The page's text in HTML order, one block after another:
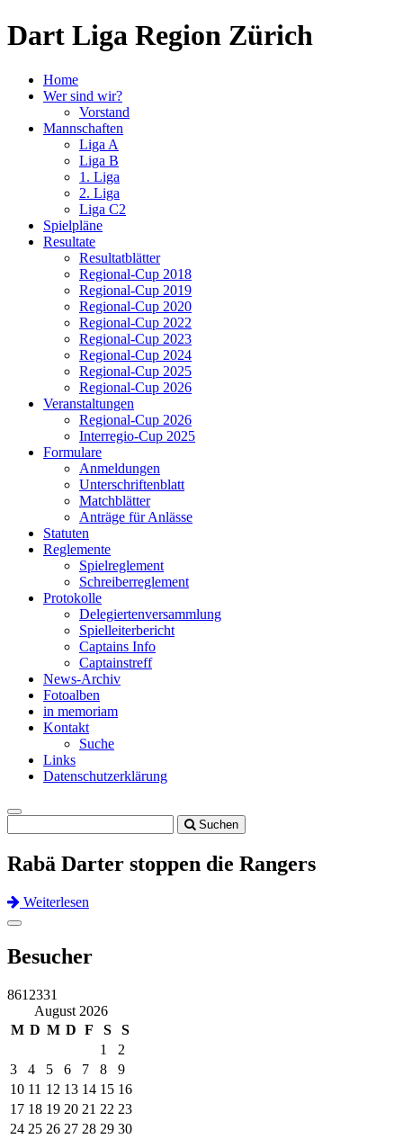
Dart Liga Region Zürich
Home
Wer sind wir?
Vorstand
Mannschaften
Liga A
Liga B
1. Liga
2. Liga
Liga C2
Spielpläne
Resultate
Resultatblätter
Regional-Cup 2018
Regional-Cup 2019
Regional-Cup 2020
Regional-Cup 2022
Regional-Cup 2023
Regional-Cup 2024
Regional-Cup 2025
Regional-Cup 2026
Veranstaltungen
Regional-Cup 2026
Interregio-Cup 2025
Formulare
Anmeldungen
Unterschriftenblatt
Matchblätter
Anträge für Anlässe
Statuten
Reglemente
Spielreglement
Schreiberreglement
Protokolle
Delegiertenversammlung
Spielleiterbericht
Captains Info
Captainstreff
News-Archiv
Fotoalben
in memoriam
Kontakt
Suche
Links
Datenschutzerklärung
Toggle
navigation
Suchen
Rabä Darter stoppen die Rangers
Weiterlesen
Previous
Next
Toggle
Besucher
8612331
August 2026
M D M D F S S
1
2
3
4 5 6 7 8
9
10 11 12 13 14 15 16
17 18 19 20 21 22 23
24 25 26 27 28 29 30